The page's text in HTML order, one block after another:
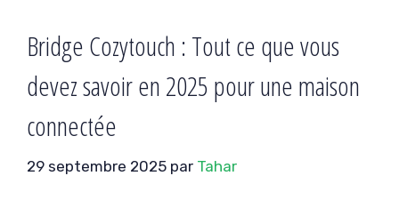
Bridge Cozytouch : Tout ce que vous
devez savoir en 2025 pour une maison
connectée
29 septembre 2025 par Tahar